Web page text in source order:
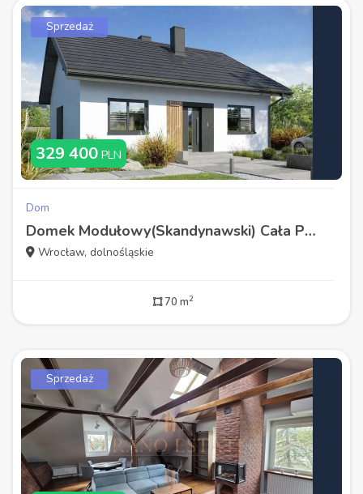
Sprzedaż
329 400 PLN
Dom
Domek Modułowy(Skandynawski) Cała Polska
Wrocław, dolnośląskie
70 m2
Sprzedaż